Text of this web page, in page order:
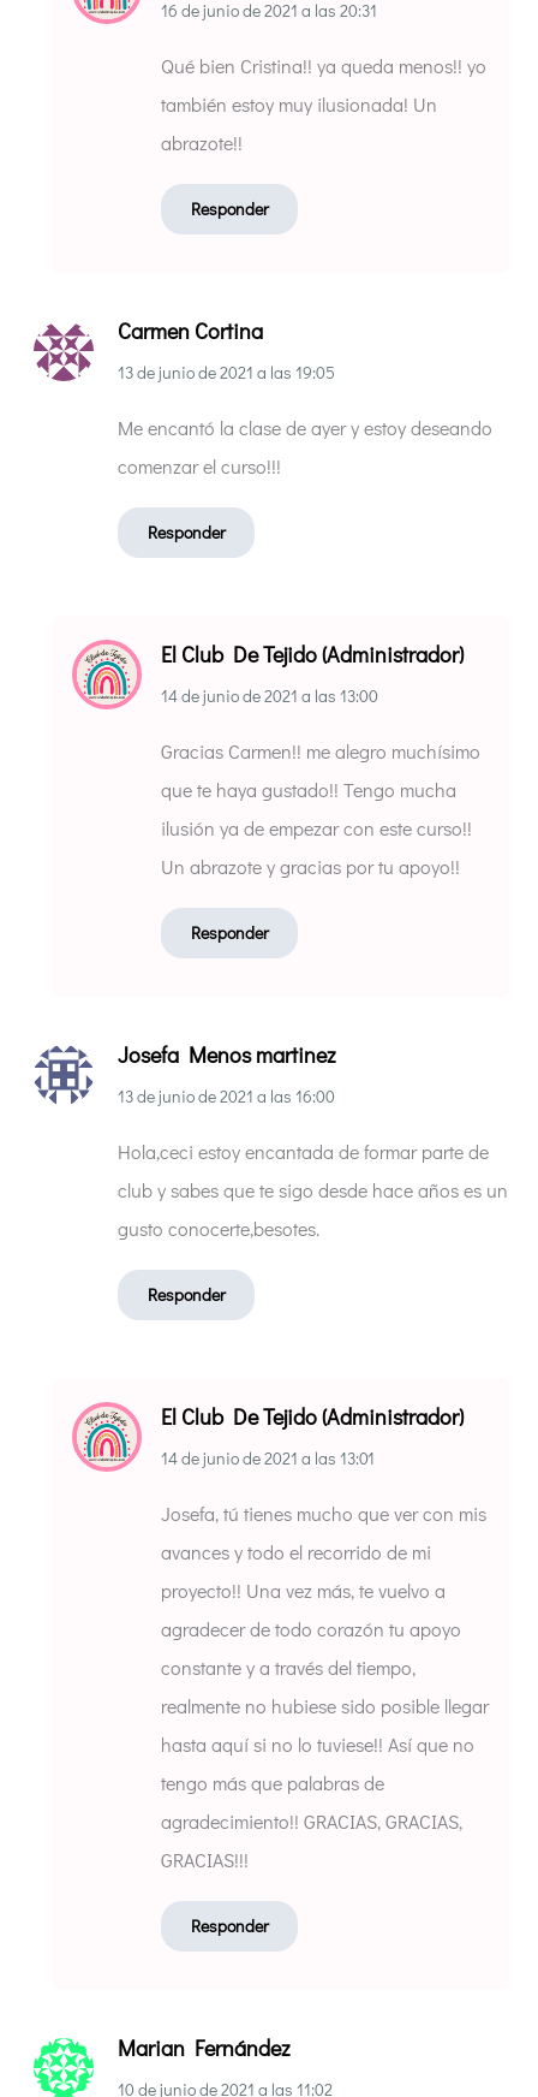
16 de junio de 2021 a las 20:31
Qué bien Cristina!! ya queda menos!! yo
también estoy muy ilusionada! Un
abrazote!!
Responder
Carmen Cortina
13 de junio de 2021 a las 19:05
Me encantó la clase de ayer y estoy deseando
comenzar el curso!!!
Responder
El Club De Tejido (Administrador)
14 de junio de 2021 a las 13:00
Gracias Carmen!! me alegro muchísimo
que te haya gustado!! Tengo mucha
ilusión ya de empezar con este curso!!
Un abrazote y gracias por tu apoyo!!
Responder
Josefa Menos martinez
13 de junio de 2021 a las 16:00
Hola,ceci estoy encantada de formar parte de
club y sabes que te sigo desde hace años es un
gusto conocerte,besotes.
Responder
El Club De Tejido (Administrador)
14 de junio de 2021 a las 13:01
Josefa, tú tienes mucho que ver con mis
avances y todo el recorrido de mi
proyecto!! Una vez más, te vuelvo a
agradecer de todo corazón tu apoyo
constante y a través del tiempo,
realmente no hubiese sido posible llegar
hasta aquí si no lo tuviese!! Así que no
tengo más que palabras de
agradecimiento!! GRACIAS, GRACIAS,
GRACIAS!!!
Responder
Marian Fernández
10 de junio de 2021 a las 11:02